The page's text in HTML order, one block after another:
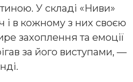
У складі «Ниви»
і в кожному з них своєю
захоплення та емоції
за його виступами, —